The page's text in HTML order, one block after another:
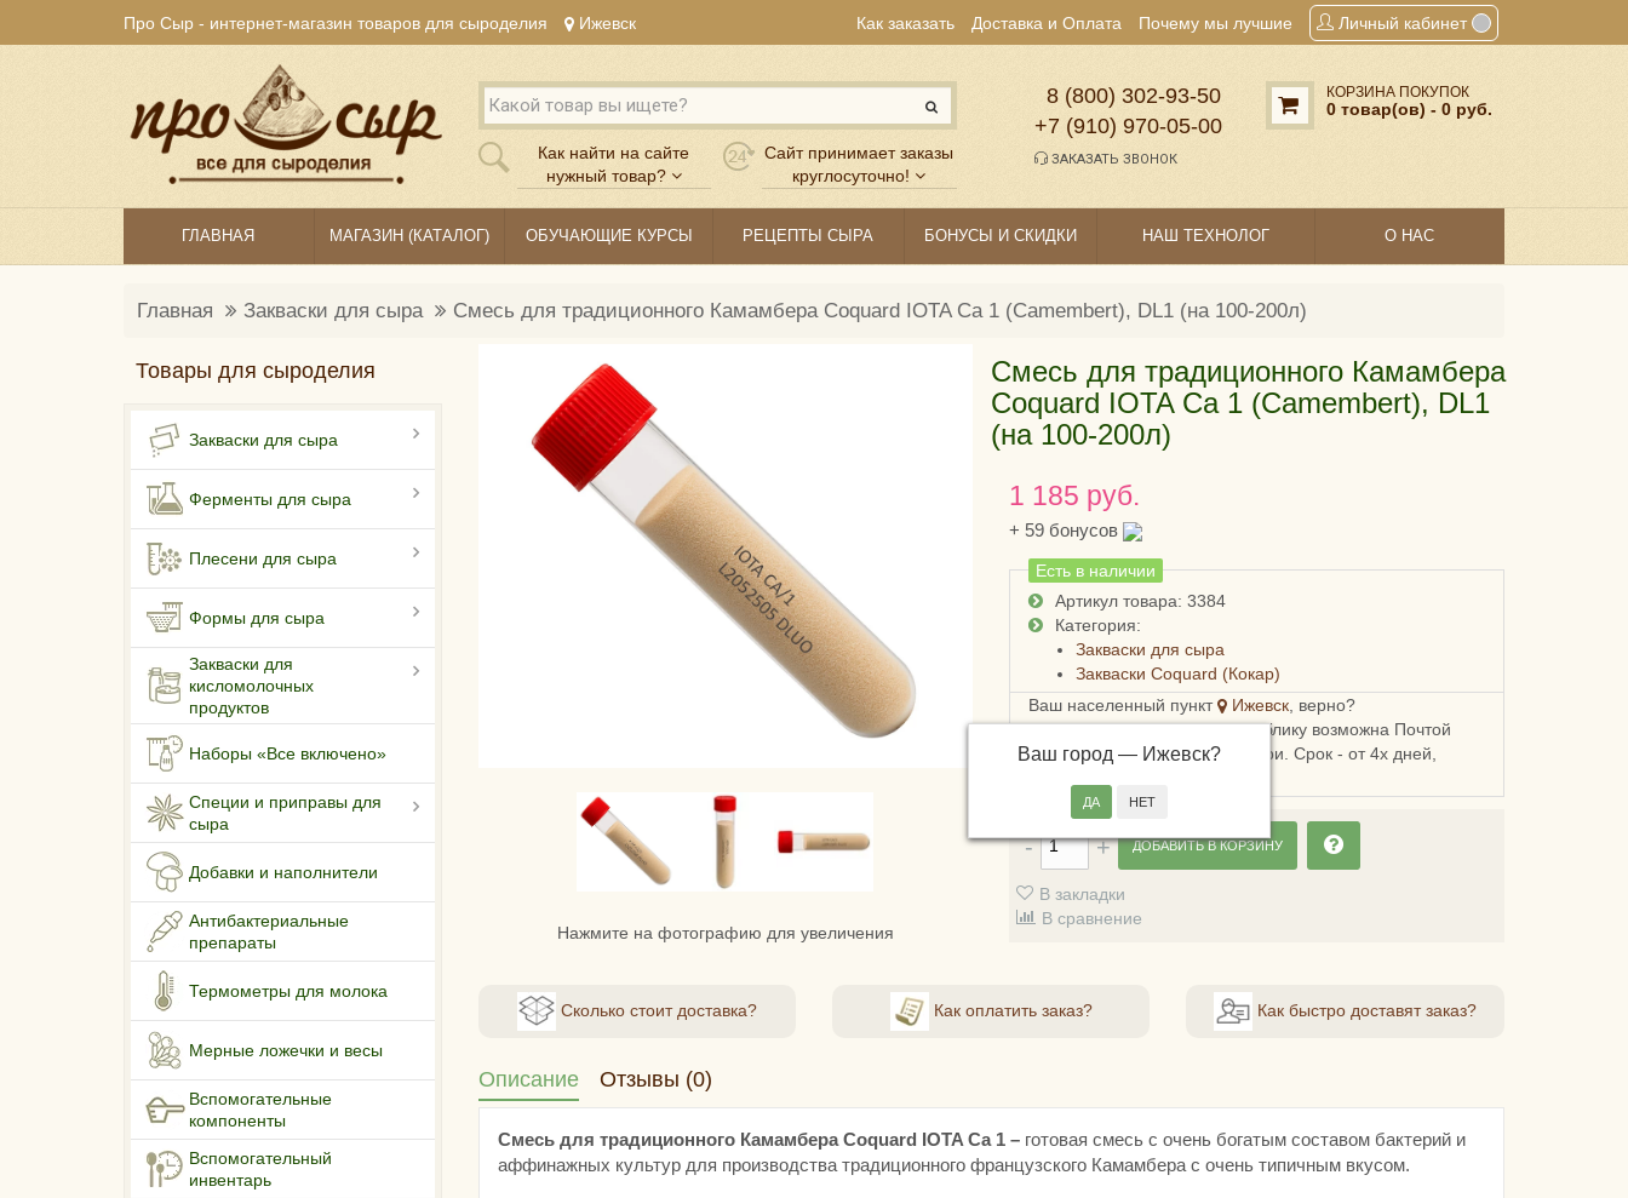
Про Сыр - интернет-магазин товаров для сыроделия Ижевск Как заказать Доставка и Оплата Почему мы лучшие Личный кабинет
Как найти на сайте
нужный товар?
Сайт принимает заказы
круглосуточно!
8 (800) 302‑93‑50
+7 (910) 970‑05‑00
ЗАКАЗАТЬ ЗВОНОК
КОРЗИНА ПОКУПОК
0 товар(ов) - 0 руб.
ГЛАВНАЯ МАГАЗИН (КАТАЛОГ) ОБУЧАЮЩИЕ КУРСЫ РЕЦЕПТЫ СЫРА БОНУСЫ И СКИДКИ НАШ ТЕХНОЛОГ О НАС
Главная Закваски для сыра Смесь для традиционного Камамбера Coquard IOTA Ca 1 (Camembert), DL1 (на 100-200л)
Товары для сыроделия
Закваски для сыра
Ферменты для сыра
Плесени для сыра
Формы для сыра
Закваски для
кисломолочных
продуктов
Наборы «Все включено»
Специи и приправы для
сыра
Добавки и наполнители
Антибактериальные
препараты
Термометры для молока
Мерные ложечки и весы
Вспомогательные
компоненты
Вспомогательный
инвентарь
Нажмите на фотографию для увеличения
Смесь для традиционного Камамбера
Coquard IOTA Ca 1 (Camembert), DL1
(на 100-200л)
1 185 руб.
+ 59 бонусов
Есть в наличии
Артикул товара: 3384
Категория:
Закваски для сыра
Закваски Coquard (Кокар)
Ваш населенный пункт
Ижевск, верно?
Ваш город — Ижевск?
Доставка в Удмуртскую республику возможна Почтой
России, СДЭКом или Боксберри. Срок - от 4х дней,
ДОБАВИТЬ В КОРЗИНУ
В закладки
В сравнение
Сколько стоит доставка? Как оплатить заказ? Как быстро доставят заказ?
Описание Отзывы (0)
Смесь для традиционного Камамбера Coquard IOTA Ca 1 –готовая смесь с очень богатым составом бактерий и
аффинажных культур для производства традиционного французского Камамбера с очень типичным вкусом.